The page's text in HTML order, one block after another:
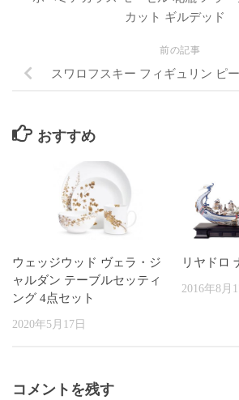
カット ギルデッド
前の記事
スワロフスキー フィギュリン ピ
おすすめ
ウェッジウッド ヴェラ・ジ
ャルダン テーブルセッティ
ング 4点セット
2020年5月17日
リヤドロ
2016年8月
コメントを残す